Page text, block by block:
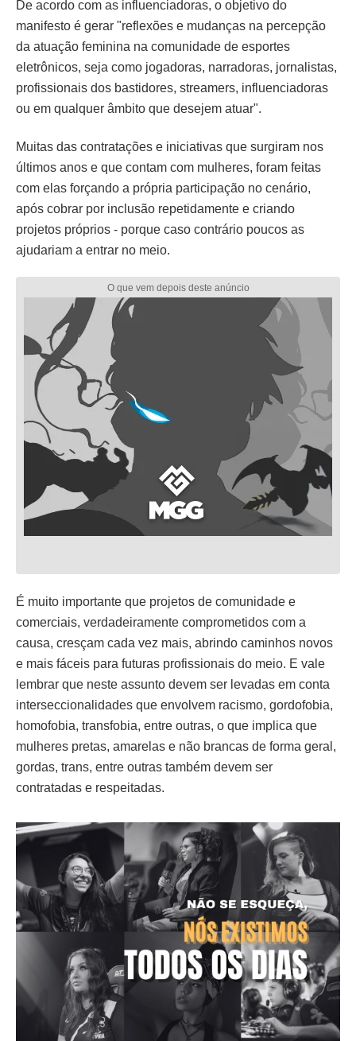
De acordo com as influenciadoras, o objetivo do
manifesto é gerar "reflexões e mudanças na percepção
da atuação feminina na comunidade de esportes
eletrônicos, seja como jogadoras, narradoras, jornalistas,
profissionais dos bastidores, streamers, influenciadoras
ou em qualquer âmbito que desejem atuar".
Muitas das contratações e iniciativas que surgiram nos
últimos anos e que contam com mulheres, foram feitas
com elas forçando a própria participação no cenário,
após cobrar por inclusão repetidamente e criando
projetos próprios - porque caso contrário poucos as
ajudariam a entrar no meio.
É muito importante que projetos de comunidade e
comerciais, verdadeiramente comprometidos com a
causa, cresçam cada vez mais, abrindo caminhos novos
e mais fáceis para futuras profissionais do meio. E vale
lembrar que neste assunto devem ser levadas em conta
interseccionalidades que envolvem racismo, gordofobia,
homofobia, transfobia, entre outras, o que implica que
mulheres pretas, amarelas e não brancas de forma geral,
gordas, trans, entre outras também devem ser
contratadas e respeitadas.